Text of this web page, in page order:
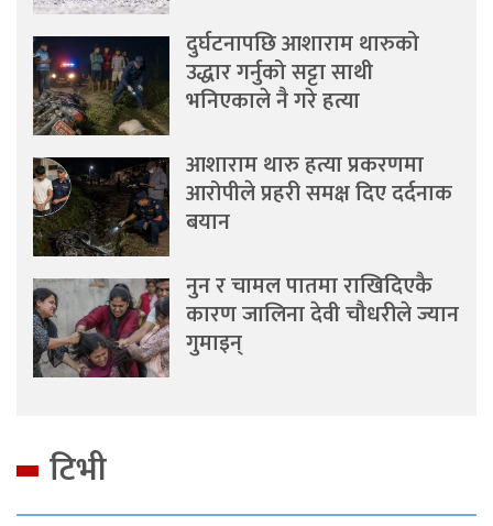
दुर्घटनापछि आशाराम थारुको
उद्धार गर्नुको सट्टा साथी
भनिएकाले नै गरे हत्या
आशाराम थारु हत्या प्रकरणमा
आरोपीले प्रहरी समक्ष दिए दर्दनाक
बयान
नुन र चामल पातमा राखिदिएकै
कारण जालिना देवी चौधरीले ज्यान
गुमाइन्
टिभी